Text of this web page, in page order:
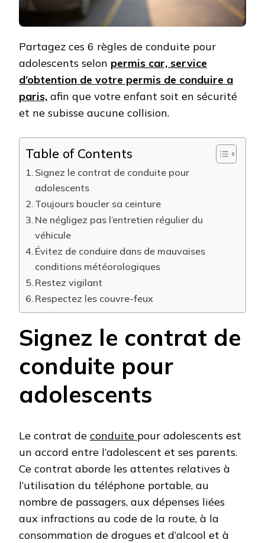
Partagez ces 6 règles de conduite pour
adolescents selon permis car, service
d’obtention de votre permis de conduire a
paris, afin que votre enfant soit en sécurité
et ne subisse aucune collision.
Table of Contents
Signez le contrat de conduite pour
adolescents
Toujours boucler sa ceinture
Ne négligez pas l’entretien régulier du
véhicule
Évitez de conduire dans de mauvaises
conditions météorologiques
Restez vigilant
Respectez les couvre-feux
Signez le contrat de
conduite pour
adolescents
Le contrat de conduite pour adolescents est
un accord entre l’adolescent et ses parents.
Ce contrat aborde les attentes relatives à
l’utilisation du téléphone portable, au
nombre de passagers, aux dépenses liées
aux infractions au code de la route, à la
consommation de drogues et d’alcool et à